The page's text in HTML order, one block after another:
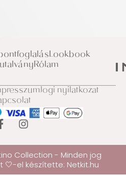
Lookbook
Rólam
Jogi nyilatkozat
Collection - Minden jog
🤍-el készítette: Netkit.hu